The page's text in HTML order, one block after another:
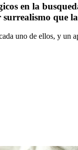
en la
que
uno de ellos, y un